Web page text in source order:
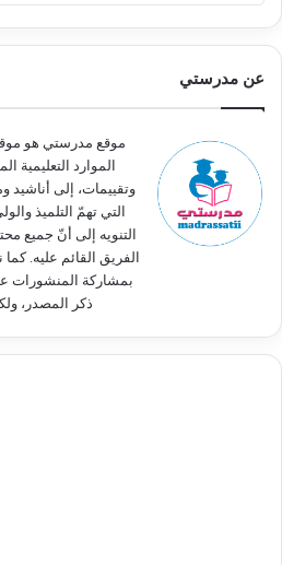
عن مدرستي
موقع مدرستي هو
الموارد التعليمية
وتقييمات، إلى أناشيد
التي تهمّ التلميذ
التنويه إلى أنّ جميع
الفريق القائم عليه. كما
بمشاركة المنشورات
ذكر المصدر،